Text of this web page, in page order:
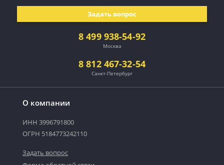
О компании
ИНН 3996791800
ОГРН 5184773242110
Задать вопрос
8 499 938-54-92
Москва
8 812 467-32-54
Санкт-Петербург
Задать вопрос